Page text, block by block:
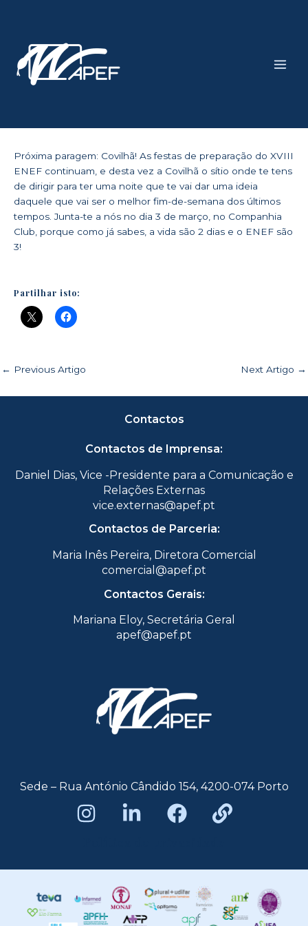
Próxima paragem: Covilhã! As festas de preparação do XVIII
ENEF continuam, e desta vez a Covilhã o sítio onde te tens
de dirigir para ter uma noite que te vai dar uma ideia
daquele que vai ser o melhor fim-de-semana dos últimos
tempos. Junta-te a nós no dia 3 de março, no Companhia
Club, porque como já sabes, a vida são 2 dias e o ENEF são
3!
Partilhar isto:
← Previous Artigo Next Artigo →
Contactos
Contactos de Imprensa:
Daniel Dias, Vice -Presidente para a Comunicação e
Relações Externas
vice.externas@apef.pt
Contactos de Parceria:
Maria Inês Pereira, Diretora Comercial
comercial@apef.pt
Contactos Gerais:
Mariana Eloy, Secretária Geral
apef@apef.pt
Sede – Rua António Cândido 154, 4200-074 Porto